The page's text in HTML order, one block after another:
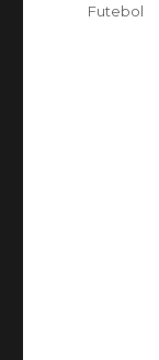
Categorias
Futebol